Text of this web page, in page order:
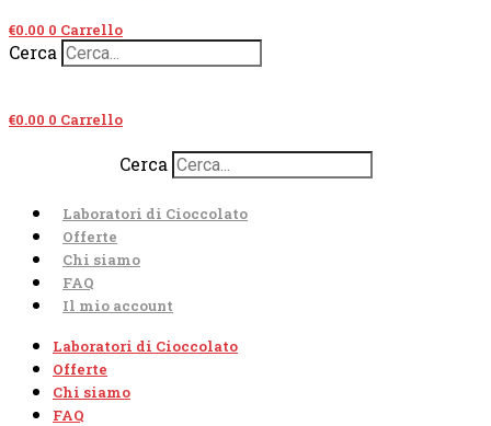
€0.00 0 Carrello
Cerca
€0.00 0 Carrello
Cerca
Laboratori di Cioccolato
Offerte
Chi siamo
FAQ
Il mio account
Laboratori di Cioccolato
Offerte
Chi siamo
FAQ